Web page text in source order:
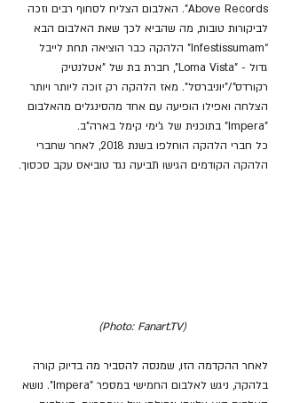
Above Records". האלבום הצליח לסחוף רבים וזכה
לביקורות טובות, מה שהביא לכך שאת האלבום הבא
“Infestissumam” הלהקה כבר הוציאה תחת לייבל
גדול - "Loma Vista", חברת בת של "אטלנטיק
רקורדס"/"יוניברסל". מאז הלהקה רק זוכה ליותר ויותר
הצלחה ואפילו הופיעה עם אחד מהסינגלים מהאלבום
"Impera" בתוכנית של ג'ימי קימל בארה"ב.
כל חברי הלהקה הוחלפו בשנת 2018, לאחר שחברי
הלהקה הקודמים הגישו תביעה נגד טוביאס עקב סכסוך.
(Photo: Fanart.TV)
לאחר ההקדמה הזו, שמנסה להסביר מה בדיוק קורה
בלהקה, ניגש לאלבום החמישי במספר "Impera". נושא